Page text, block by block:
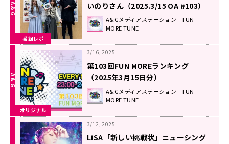
番組レポ
いのりさん（2025.3/15 OA #103）
A&Gメディアステーション FUN
MORE TUNE
オリジナル
3/16, 2025
第103回FUN MOREランキング
（2025年3月15日分）
A&Gメディアステーション FUN
MORE TUNE
3/12, 2025
LiSA「新しい挑戦状」ニューシング